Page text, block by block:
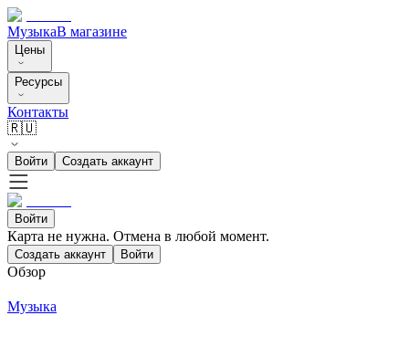
МузыкаВ магазине
Цены
Ресурсы
Контакты
🇷🇺
Войти Создать аккаунт
Войти
Карта не нужна. Отмена в любой момент.
Создать аккаунт Войти
Обзор
Музыка